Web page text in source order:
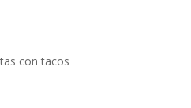
con tacos